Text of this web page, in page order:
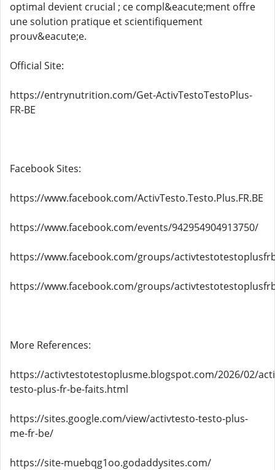
optimal devient crucial ; ce compl&eacute;ment offre
une solution pratique et scientifiquement
prouv&eacute;e.
Official Site:
https://entrynutrition.com/Get-ActivTestoTestoPlus-
FR-BE
Facebook Sites:
https://www.facebook.com/ActivTesto.Testo.Plus.FR.BE
https://www.facebook.com/events/942954904913750/
https://www.facebook.com/groups/
https://www.facebook.com/groups/
More References:
https://activtestotestoplusme.blogspot.com/2026/02/
testo-plus-fr-be-faits.html
https://sites.google.com/view/activtesto-testo-plus-
me-fr-be/
https://site-muebqg1oo.godaddysites.com/